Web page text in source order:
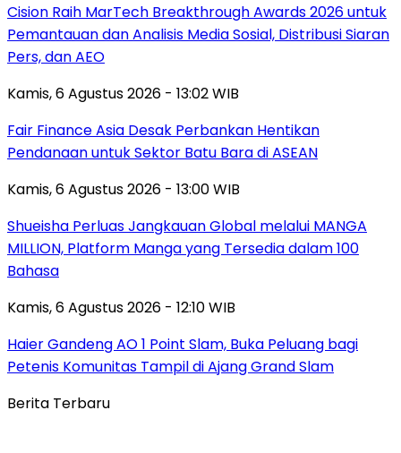
Cision Raih MarTech Breakthrough Awards 2026 untuk
Pemantauan dan Analisis Media Sosial, Distribusi Siaran
Pers, dan AEO
Kamis, 6 Agustus 2026 - 13:02 WIB
Fair Finance Asia Desak Perbankan Hentikan
Pendanaan untuk Sektor Batu Bara di ASEAN
Kamis, 6 Agustus 2026 - 13:00 WIB
Shueisha Perluas Jangkauan Global melalui MANGA
MILLION, Platform Manga yang Tersedia dalam 100
Bahasa
Kamis, 6 Agustus 2026 - 12:10 WIB
Haier Gandeng AO 1 Point Slam, Buka Peluang bagi
Petenis Komunitas Tampil di Ajang Grand Slam
Berita Terbaru